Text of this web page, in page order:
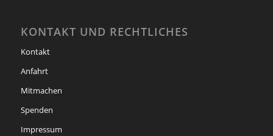
KONTAKT UND RECHTLICHES
Kontakt
Anfahrt
Mitmachen
Spenden
Impressum